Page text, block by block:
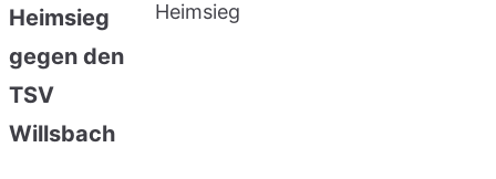
Heimsieg
gegen den
TSV
Willsbach